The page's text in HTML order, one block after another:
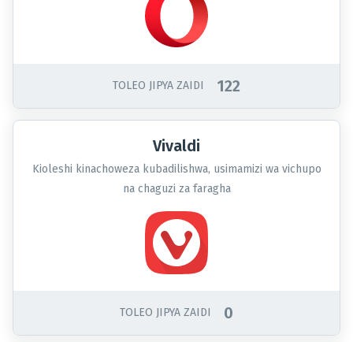
TOLEO JIPYA ZAIDI 122
Vivaldi
Kioleshi kinachoweza kubadilishwa, usimamizi wa vichupo
na chaguzi za faragha
TOLEO JIPYA ZAIDI 0